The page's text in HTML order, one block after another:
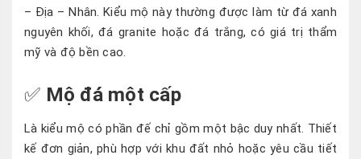
– Địa – Nhân. Kiểu mộ này thường được làm từ đá xanh
nguyên khối, đá granite hoặc đá trắng, có giá trị thẩm
mỹ và độ bền cao.
✅ Mộ đá một cấp
Là kiểu mộ có phần đế chỉ gồm một bậc duy nhất. Thiết
kế đơn giản, phù hợp với khu đất nhỏ hoặc yêu cầu tiết